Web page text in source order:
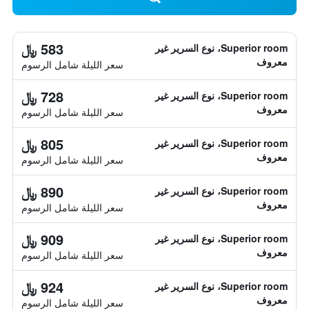
Superior room، نوع السرير غير
معروف
583 ﷼
سعر الليلة شامل الرسوم
Superior room، نوع السرير غير
معروف
728 ﷼
سعر الليلة شامل الرسوم
Superior room، نوع السرير غير
معروف
805 ﷼
سعر الليلة شامل الرسوم
Superior room، نوع السرير غير
معروف
890 ﷼
سعر الليلة شامل الرسوم
Superior room، نوع السرير غير
معروف
909 ﷼
سعر الليلة شامل الرسوم
Superior room، نوع السرير غير
معروف
924 ﷼
سعر الليلة شامل الرسوم